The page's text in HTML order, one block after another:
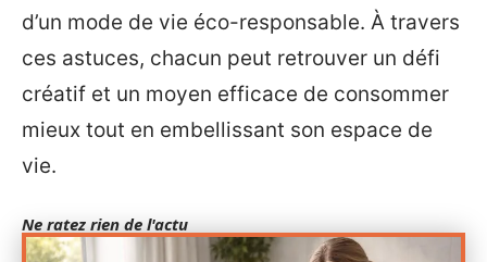
d’un mode de vie éco-responsable. À travers
ces astuces, chacun peut retrouver un défi
créatif et un moyen efficace de consommer
mieux tout en embellissant son espace de
vie.
Ne ratez rien de l'actu